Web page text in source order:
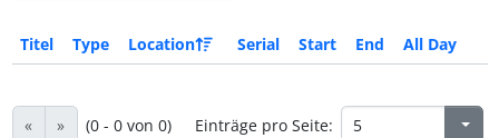
Titel Type Location Serial Start End All Day
« » (0 - 0 von 0) Einträge pro Seite: